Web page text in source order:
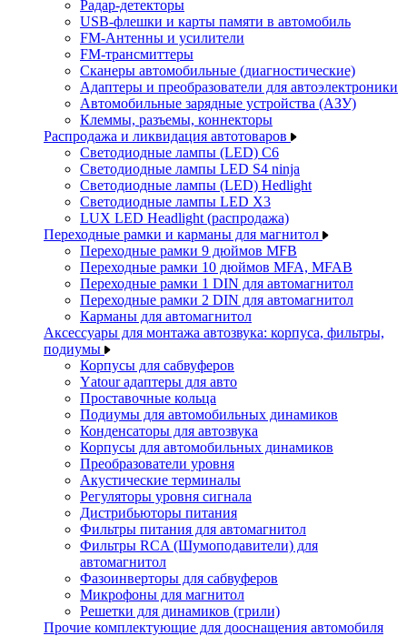
Радар-детекторы
USB-флешки и карты памяти в автомобиль
FM-Антенны и усилители
FM-трансмиттеры
Сканеры автомобильные (диагностические)
Адаптеры и преобразователи для автоэлектроники
Автомобильные зарядные устройства (АЗУ)
Клеммы, разъемы, коннекторы
Распродажа и ликвидация автотоваров
Светодиодные лампы (LED) C6
Светодиодные лампы LED S4 ninja
Светодиодные лампы (LED) Hedlight
Светодиодные лампы LED X3
LUX LED Headlight (распродажа)
Переходные рамки и карманы для магнитол
Переходные рамки 9 дюймов MFB
Переходные рамки 10 дюймов MFA, MFAB
Переходные рамки 1 DIN для автомагнитол
Переходные рамки 2 DIN для автомагнитол
Карманы для автомагнитол
Аксессуары для монтажа автозвука: корпуса, фильтры,
подиумы
Корпусы для сабвуферов
Yаtour адаптеры для авто
Проставочные кольца
Подиумы для автомобильных динамиков
Конденсаторы для автозвука
Корпусы для автомобильных динамиков
Преобразователи уровня
Акустические терминалы
Регуляторы уровня сигнала
Дистрибьюторы питания
Фильтры питания для автомагнитол
Фильтры RCA (Шумоподавители) для
автомагнитол
Фазоинверторы для сабвуферов
Микрофоны для магнитол
Решетки для динамиков (грили)
Прочие комплектующие для дооснащения автомобиля